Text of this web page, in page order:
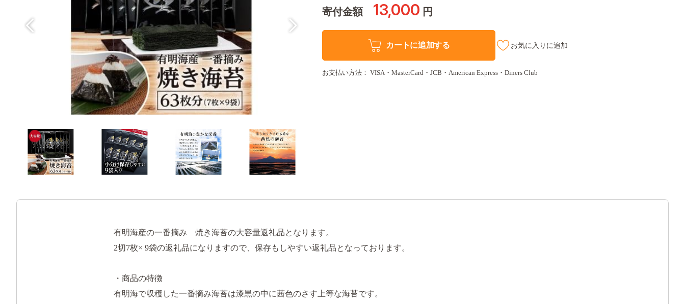
寄付金額 13,000 円
カートに追加する お気に入りに追加
お支払い方法： VISA・MasterCard・JCB・American Express・Diners Club
有明海産の一番摘み 焼き海苔の大容量返礼品となります。
2切7枚× 9袋の返礼品になりますので、保存もしやすい返礼品となっております。
・商品の特徴
有明海で収穫した一番摘み海苔は漆黒の中に茜色のさす上等な海苔です。